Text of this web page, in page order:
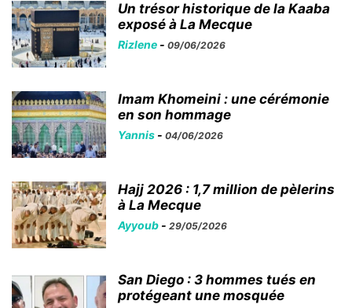
Un trésor historique de la Kaaba
exposé à La Mecque
Rizlene - 09/06/2026
Imam Khomeini : une cérémonie
en son hommage
Yannis - 04/06/2026
Hajj 2026 : 1,7 million de pèlerins
à La Mecque
Ayyoub - 29/05/2026
San Diego : 3 hommes tués en
protégeant une mosquée